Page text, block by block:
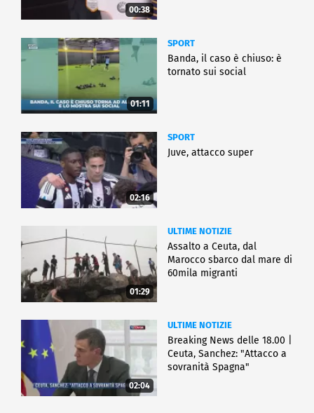
00:38
01:11
SPORT
Banda, il caso è chiuso: è
tornato sui social
02:16
SPORT
Juve, attacco super
01:29
ULTIME NOTIZIE
Assalto a Ceuta, dal
Marocco sbarco dal mare di
60mila migranti
02:04
ULTIME NOTIZIE
Breaking News delle 18.00 |
Ceuta, Sanchez: "Attacco a
sovranità Spagna"